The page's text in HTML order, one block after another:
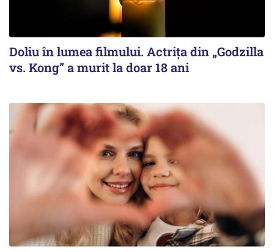
Doliu în lumea filmului. Actrița din „Godzilla
vs. Kong” a murit la doar 18 ani